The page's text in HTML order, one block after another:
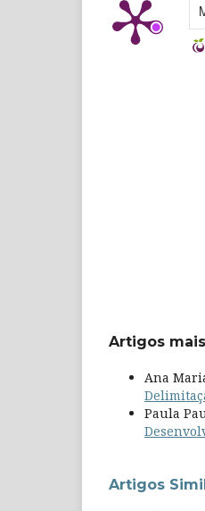
Artigos
Ana
Paula
Artigos